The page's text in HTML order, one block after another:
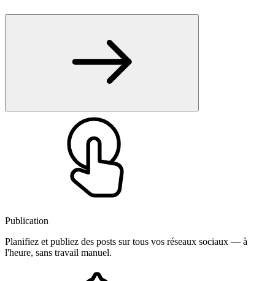
Publication
Planifiez et publiez des posts sur tous vos réseaux sociaux — à
l'heure, sans travail manuel.